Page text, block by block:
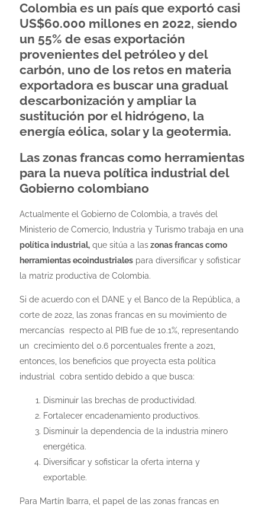
Colombia es un país que exportó casi
US$60.000 millonesen 2022, siendo
un 55% de esas exportación
provenientes del petróleo y del
carbón, uno de los retos en materia
exportadora es buscar una gradual
descarbonización y ampliar la
sustitución por el hidrógeno, la
energía eólica, solar y la geotermia.
Las zonas francas como herramientas
para la nueva política industrial del
Gobierno colombiano
Actualmente el Gobierno de Colombia, a través del
Ministerio de Comercio, Industria y Turismo trabaja en una
política industrial,que sitúa a laszonas francas como
herramientas ecoindustrialespara diversificar y sofisticar
la matriz productiva de Colombia.
Si de acuerdo con el DANE y el Banco de la República, a
corte de 2022, las zonas francas en su movimiento de
mercancías respecto al PIB fue de 10.1%, representando
un crecimiento del 0.6 porcentuales frente a 2021,
entonces, los beneficios que proyecta esta política
industrial cobra sentido debido a que busca:
Disminuir las brechas de productividad.
Fortalecer encadenamiento productivos.
Disminuir la dependencia de la industria minero
energética.
Diversificar y sofisticar la oferta interna y
exportable.
Para Martín Ibarra, el papel de las zonas francas en